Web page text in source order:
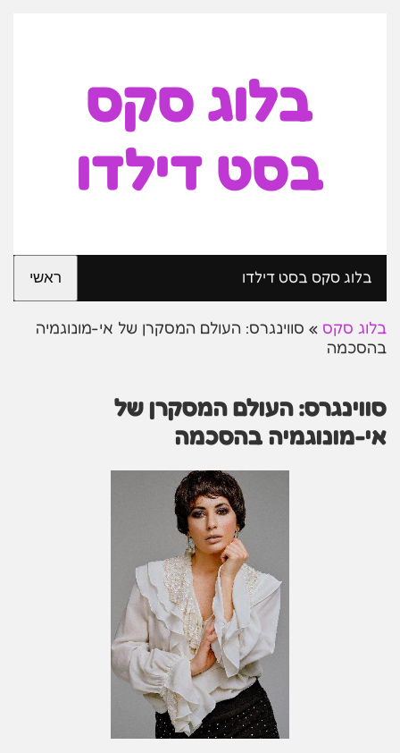
בלוג סקס
בסט דילדו
בלוג סקס בסט דילדו ראשי
בלוג סקס » סווינגרס: העולם המסקרן של אי-מונוגמיה
בהסכמה
סווינגרס: העולם המסקרן של
אי-מונוגמיה בהסכמה